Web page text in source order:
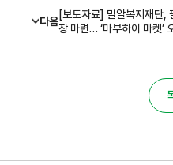
다음
[보도자료] 밀알복지재단,
장 마련… ‘마부하이 마켓’